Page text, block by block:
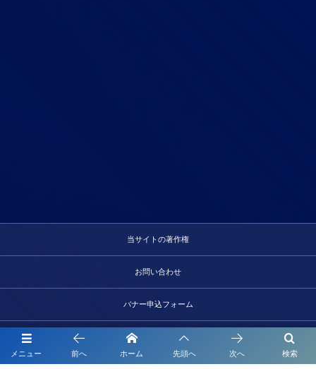
メニュー 検索
前へ ホーム 先頭へ 次へ
当サイトの著作権
お問い合わせ
バナー申込フォーム
サイトマップ